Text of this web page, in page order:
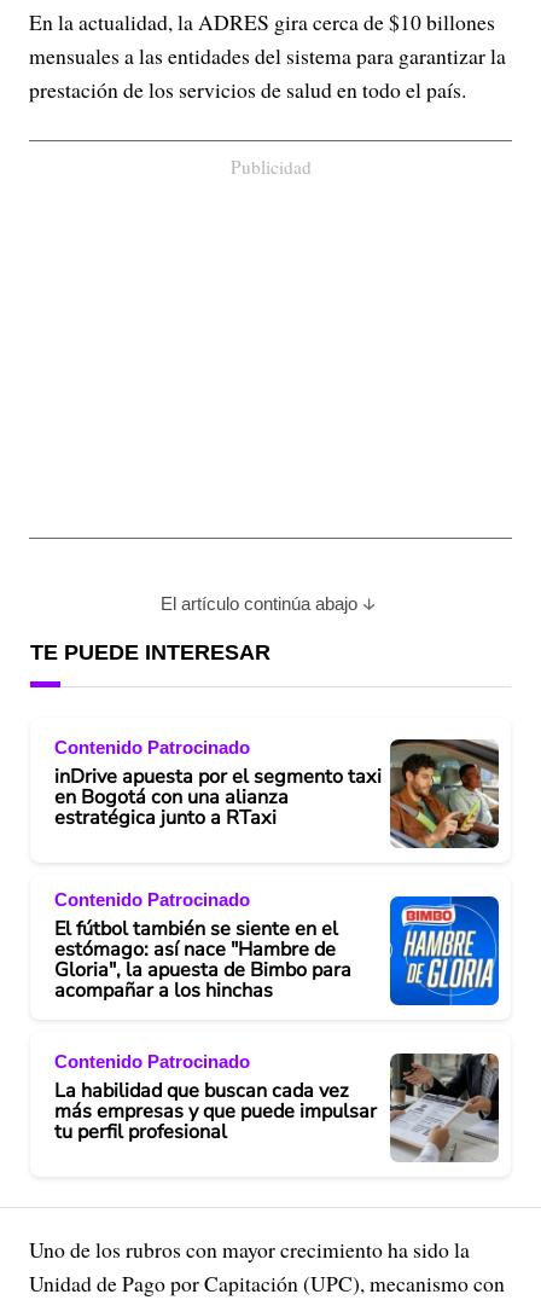
En la actualidad, la ADRES gira cerca de $10 billones
mensuales a las entidades del sistema para garantizar la
prestación de los servicios de salud en todo el país.
Publicidad
El artículo continúa abajo
TE PUEDE INTERESAR
Contenido Patrocinado
inDrive apuesta por el segmento taxi
en Bogotá con una alianza
estratégica junto a RTaxi
Contenido Patrocinado
El fútbol también se siente en el
estómago: así nace "Hambre de
Gloria", la apuesta de Bimbo para
acompañar a los hinchas
Contenido Patrocinado
La habilidad que buscan cada vez
más empresas y que puede impulsar
tu perfil profesional
Uno de los rubros con mayor crecimiento ha sido la
Unidad de Pago por Capitación (UPC), mecanismo con